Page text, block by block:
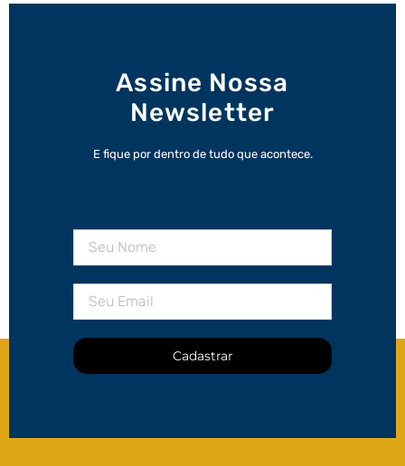
Assine Nossa
Newsletter
E fique por dentro de tudo que acontece.
Cadastrar